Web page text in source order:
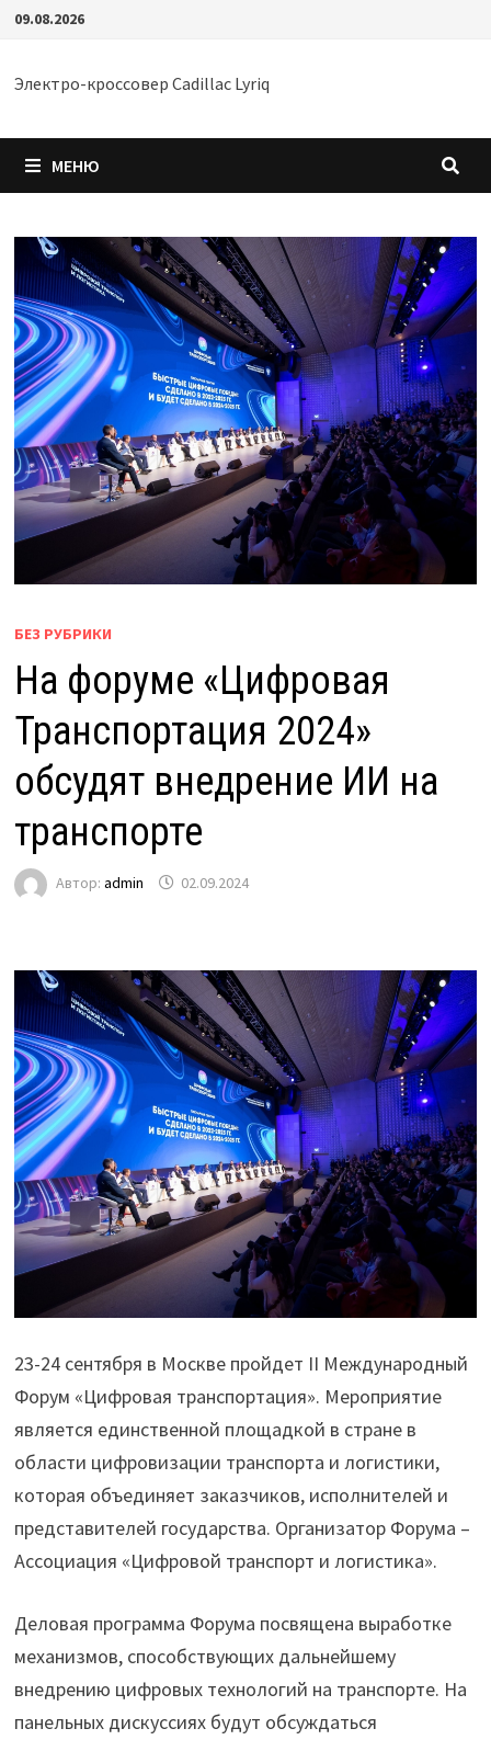
Перейти
содержимому
09.08.2026
Электро-кроссовер Cadillac Lyriq
МЕНЮ
БЕЗ РУБРИКИ
На форуме «Цифровая
Транспортация 2024»
обсудят внедрение ИИ на
транспорте
Автор: admin 02.09.2024
23-24 сентября в Москве пройдет II Международный
Форум «Цифровая транспортация». Мероприятие
является единственной площадкой в стране в
области цифровизации транспорта и логистики,
которая объединяет заказчиков, исполнителей и
представителей государства. Организатор Форума –
Ассоциация «Цифровой транспорт и логистика».
Деловая программа Форума посвящена выработке
механизмов, способствующих дальнейшему
внедрению цифровых технологий на транспорте. На
панельных дискуссиях будут обсуждаться